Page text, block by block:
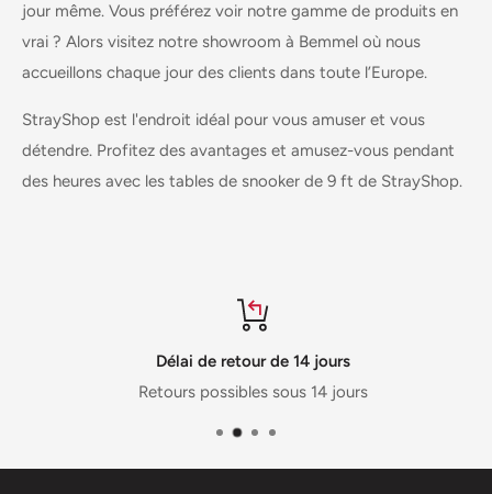
jour même. Vous préférez voir notre gamme de produits en
vrai ? Alors visitez notre showroom à Bemmel où nous
accueillons chaque jour des clients dans toute l’Europe.
StrayShop est l'endroit idéal pour vous amuser et vous
détendre. Profitez des avantages et amusez-vous pendant
des heures avec les tables de snooker de 9 ft de StrayShop.
Délai de retour de 14 jours
Retours possibles sous 14 jours